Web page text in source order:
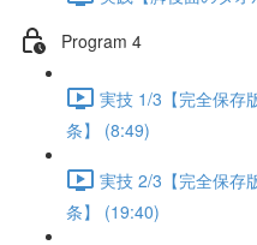
Program 4
実技 1/3【完全保存
条】 (8:49)
実技 2/3【完全保存
条】 (19:40)